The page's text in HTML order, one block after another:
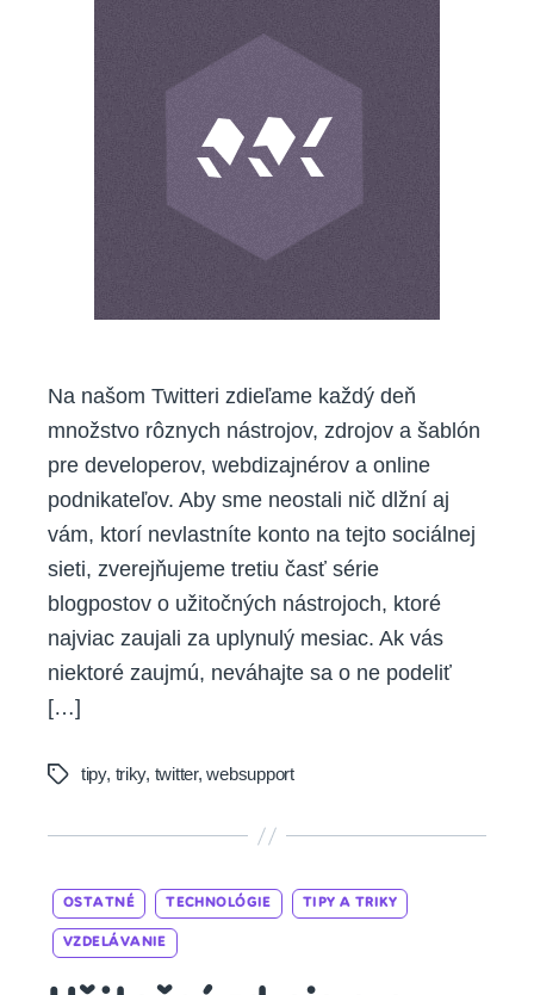
grafikov
Na našom Twitteri zdieľame každý deň
množstvo rôznych nástrojov, zdrojov a šablón
pre developerov, webdizajnérov a online
podnikateľov. Aby sme neostali nič dlžní aj
vám, ktorí nevlastníte konto na tejto sociálnej
sieti, zverejňujeme tretiu časť série
blogpostov o užitočných nástrojoch, ktoré
najviac zaujali za uplynulý mesiac. Ak vás
niektoré zaujmú, neváhajte sa o ne podeliť
[…]
Tagstipy, triky, twitter,websupport
Categories
OSTATNÉ TECHNOLÓGIE TIPY A TRIKY
VZDELÁVANIE